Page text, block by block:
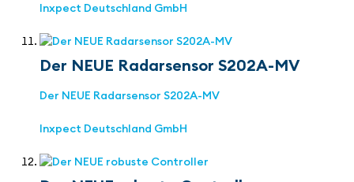
Inxpect Deutschland GmbH
Der NEUE Radarsensor S202A-MV
Der NEUE Radarsensor S202A-MV
Inxpect Deutschland GmbH